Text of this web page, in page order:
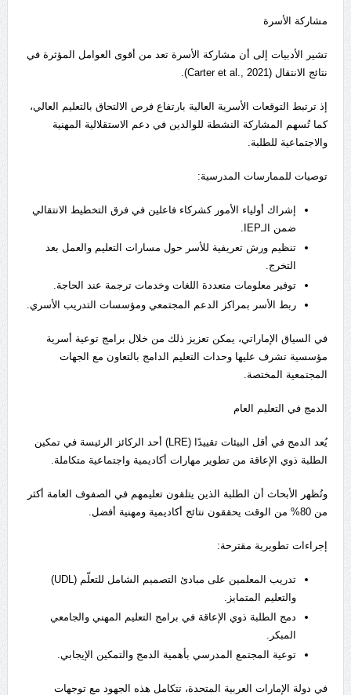
مشاركة الأسرة
تشير الأدبيات إلى أن مشاركة الأسرة تعد من أقوى العوامل المؤثرة في
نتائج الانتقال (Carter et al., 2021).
إذ ترتبط التوقعات الأسرية العالية بارتفاع فرص الالتحاق بالتعليم العالي،
كما تُسهم المشاركة النشطة للوالدين في دعم الاستقلالية المهنية
والاجتماعية للطلبة.
توصيات للممارسات المدرسية:
إشراك أولياء الأمور كشركاء فاعلين في فرق التخطيط الانتقالي
ضمن الـIEP.
تنظيم ورش تعريفية للأسر حول مسارات التعليم والعمل بعد
التخرج.
توفير معلومات متعددة اللغات وخدمات ترجمة عند الحاجة.
ربط الأسر بمراكز الدعم المجتمعي ومؤسسات التدريب الأسري.
في السياق الإماراتي، يمكن تعزيز ذلك من خلال برامج توعية أسرية
مؤسسية تشرف عليها وحدات التعليم الدامج بالتعاون مع الجهات
المجتمعية المختصة.
الدمج في التعليم العام
يُعد الدمج في أقل البيئات تقييدًا (LRE) أحد الركائز الرئيسة في تمكين
الطلبة ذوي الإعاقة من تطوير مهارات أكاديمية واجتماعية متكاملة.
وتُظهر الأبحاث أن الطلبة الذين يتلقون تعليمهم في الصفوف العامة أكثر
من 80% من الوقت يحققون نتائج أكاديمية ومهنية أفضل.
إجراءات تطويرية مقترحة:
تدريب المعلمين على مبادئ التصميم الشامل للتعلّم (UDL)
والتعليم المتمايز.
دمج الطلبة ذوي الإعاقة في برامج التعليم المهني والجامعي
المبكر.
توعية المجتمع المدرسي بأهمية الدمج والتمكين الإيجابي.
في دولة الإمارات العربية المتحدة، تتكامل هذه الجهود مع توجهات